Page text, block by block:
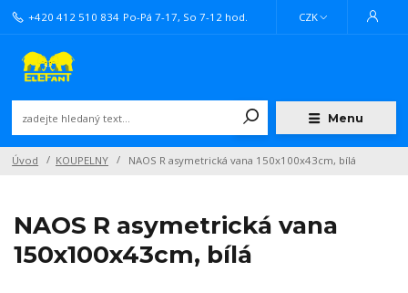
Menu
CZK
+420 412 510 834 Po-Pá 7-17, So 7-12 hod.
Úvod KOUPELNY NAOS R asymetrická vana 150x100x43cm, bílá
NAOS R asymetrická vana
150x100x43cm, bílá